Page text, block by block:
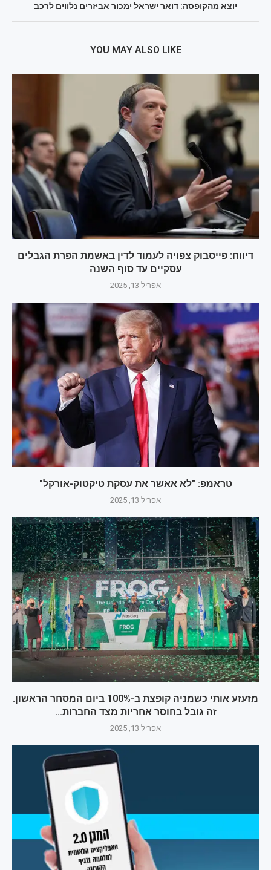
יוצא מהקופסה: דואר ישראל ימכור אביזרים נלווים לרכב
YOU MAY ALSO LIKE
דיווח: פייסבוק צפויה לעמוד לדין באשמת הפרת הגבלים
עסקיים עד סוף השנה
אפריל 13, 2025
טראמפ: "לא אאשר את עסקת טיקטוק-אורקל"
אפריל 13, 2025
מזעזע אותי כשמניה קופצת ב-100% ביום המסחר הראשון.
זה גובל בחוסר אחריות מצד החברות...
אפריל 13, 2025